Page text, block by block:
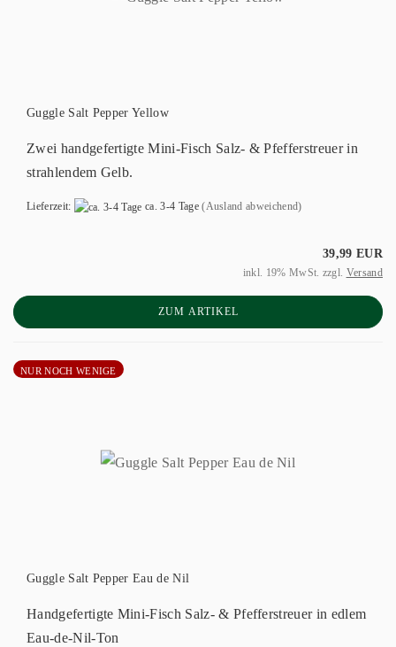
Guggle Salt Pepper Yellow
Zwei handgefertigte Mini-Fisch Salz- & Pfefferstreuer in
strahlendem Gelb.
Lieferzeit: ca. 3-4 Tage (Ausland abweichend)
39,99 EUR
inkl. 19% MwSt. zzgl. Versand
ZUM ARTIKEL
NUR NOCH WENIGE
Guggle Salt Pepper Eau de Nil
Handgefertigte Mini-Fisch Salz- & Pfefferstreuer in edlem
Eau-de-Nil-Ton